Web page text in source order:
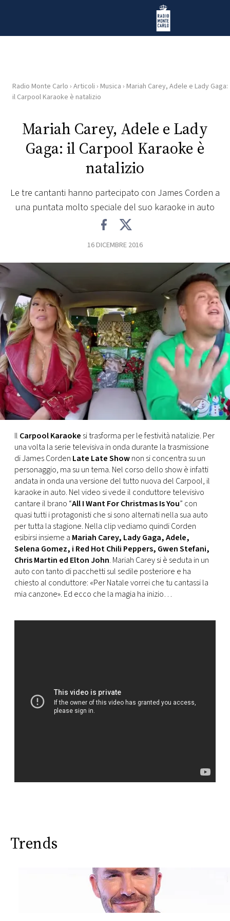
Radio Monte Carlo
HOME
RADIO
WEB
RADIO
PLAYLIST
CONCORSI
EVENTI
VIDEO
TV
PRINCIPATO
DI
MONACO
RMC
CONSIGLIA
Radio Monte Carlo › Articoli › Musica › Mariah Carey, Adele e Lady Gaga:
il Carpool Karaoke è natalizio
Mariah Carey, Adele e Lady
Gaga: il Carpool Karaoke è
natalizio
Le tre cantanti hanno partecipato con James Corden a
una puntata molto speciale del suo karaoke in auto
16 DICEMBRE 2016
Il Carpool Karaoke si trasforma per le festività natalizie. Per
una volta la serie televisiva in onda durante la trasmissione
di James Corden Late Late Shownon si concentra su un
personaggio, ma su un tema. Nel corso dello show è infatti
andata in onda una versione del tutto nuova del Carpool, il
karaoke in auto. Nel video si vede il conduttore televisivo
cantare il brano “All I Want For Christmas Is You” con
quasi tutti i protagonisti che si sono alternati nella sua auto
per tutta la stagione. Nella clip vediamo quindi Corden
esibirsi insieme a Mariah Carey, Lady Gaga, Adele,
Selena Gomez, i Red Hot Chili Peppers, Gwen Stefani,
Chris Martin ed Elton John. Mariah Carey si è seduta in un
auto con tanto di pacchetti sul sedile posteriore e ha
chiesto al conduttore: «Per Natale vorrei che tu cantassi la
mia canzone». Ed ecco che la magia ha inizio…
Trends